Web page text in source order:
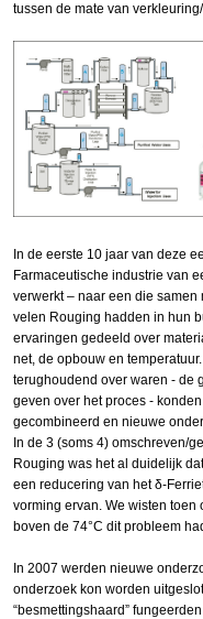
tussen de mate van
In de eerste 10 jaar van deze
Farmaceutische industrie van
verwerkt – naar een die
velen Rouging hadden in hun
ervaringen gedeeld over
net, de opbouw en
terughoudend over waren - de
geven over het proces -
gecombineerd en nieuwe
In de 3 (soms 4) omschreven/
Rouging was het al duidelijk
een reducering van het δ-
vorming ervan. We wisten
boven de 74°C dit probleem
In 2007 werden nieuwe
onderzoek kon worden
“besmettingshaard”